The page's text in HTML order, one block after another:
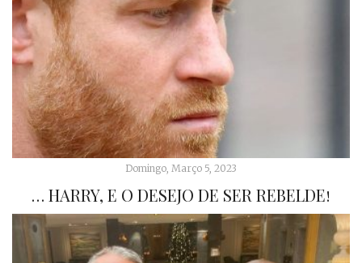
Domingo, Março 5, 2023
… HARRY, E O DESEJO DE SER REBELDE!